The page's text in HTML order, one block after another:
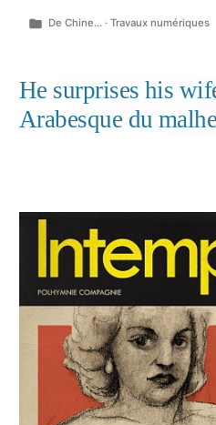
Publié
De Chine... · Travaux numériques
He surprises his
Arabesque du